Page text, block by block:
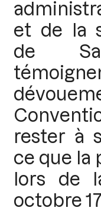
et de la
de
rester à
ce que la
lors de
octobre